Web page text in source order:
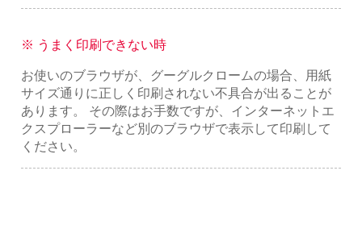
※ うまく印刷できない時
お使いのブラウザが、グーグルクロームの場合、用紙
サイズ通りに正しく印刷されない不具合が出ることが
あります。 その際はお手数ですが、インターネットエ
クスプローラーなど別のブラウザで表示して印刷して
ください。